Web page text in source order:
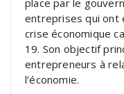
place par le
entreprises qui ont
crise économique
19. Son objectif
entrepreneurs à
l’économie.